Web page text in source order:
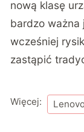
nową klasę
bardzo ważna
wcześniej
zastąpić
Więcej: